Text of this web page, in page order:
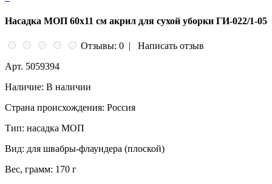
Насадка МОП 60х11 см акрил для сухой уборки ГИ-022/1-05
Отзывы: 0 |
Написать отзыв
Арт. 5059394
Наличие: В наличии
Страна происхождения: Россия
Тип: насадка МОП
Вид: для швабры-флаундера (плоской)
Вес, грамм: 170 г